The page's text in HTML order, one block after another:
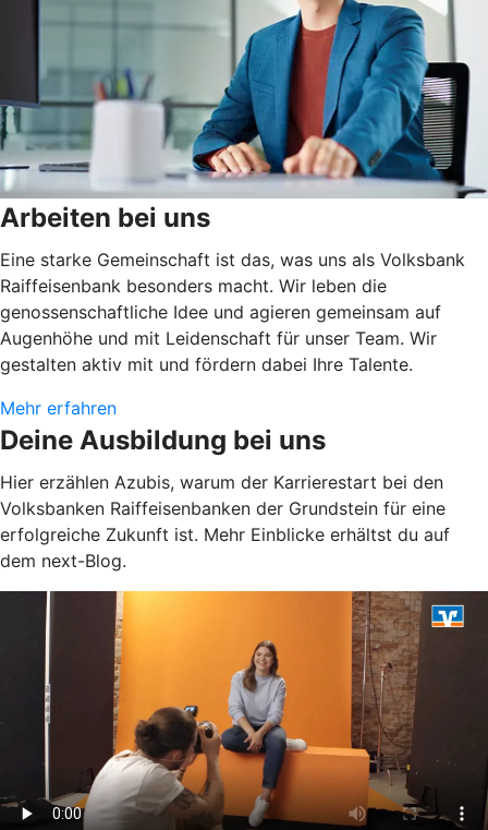
Arbeiten bei uns
Eine starke Gemeinschaft ist das, was uns als Volksbank
Raiffeisenbank besonders macht. Wir leben die
genossenschaftliche Idee und agieren gemeinsam auf
Augenhöhe und mit Leidenschaft für unser Team. Wir
gestalten aktiv mit und fördern dabei Ihre Talente.
Mehr erfahren
Deine Ausbildung bei uns
Hier erzählen Azubis, warum der Karrierestart bei den
Volksbanken Raiffeisenbanken der Grundstein für eine
erfolgreiche Zukunft ist. Mehr Einblicke erhältst du auf
dem next-Blog.